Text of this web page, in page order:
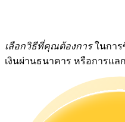
Launchpool
เลือกวิธีที่คุณต้องการในการ
เงินผ่านธนาคาร หรือการแล